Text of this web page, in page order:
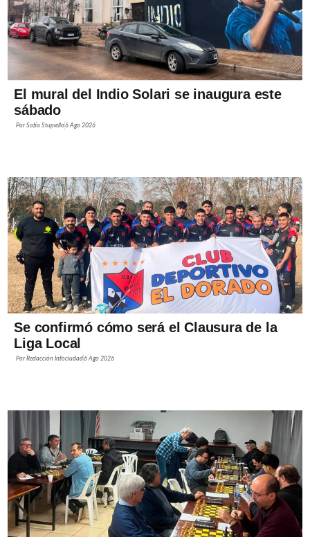
El mural del Indio Solari se inaugura este
sábado
PorSofía Stupiello6 Ago 2026
Se confirmó cómo será el Clausura de la
Liga Local
PorRedacción Infociudad6 Ago 2026